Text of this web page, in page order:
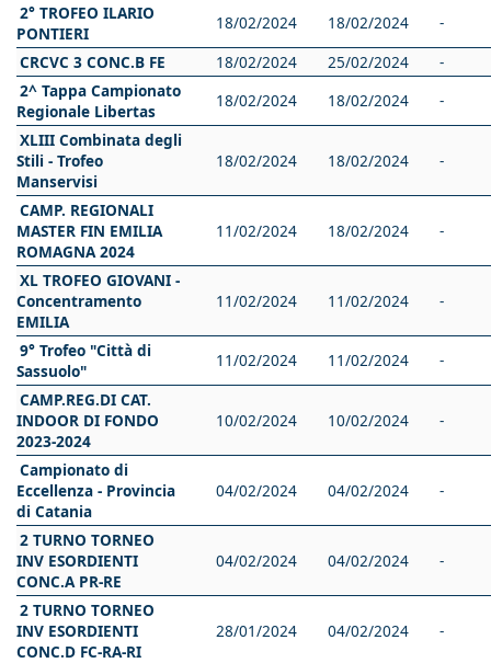
2° TROFEO ILARIO
PONTIERI
18/02/2024 18/02/2024
-
CRCVC 3 CONC.B FE
18/02/2024 25/02/2024
-
2^ Tappa Campionato
Regionale Libertas
18/02/2024 18/02/2024
-
XLIII Combinata degli
Stili - Trofeo
Manservisi
18/02/2024 18/02/2024 -
CAMP. REGIONALI
MASTER FIN EMILIA
ROMAGNA 2024
11/02/2024 18/02/2024 -
XL TROFEO GIOVANI -
Concentramento
EMILIA
11/02/2024 11/02/2024 -
9° Trofeo "Città di
Sassuolo"
11/02/2024 11/02/2024
-
CAMP.REG.DI CAT.
INDOOR DI FONDO
2023-2024
10/02/2024 10/02/2024 -
Campionato di
Eccellenza - Provincia
di Catania
04/02/2024 04/02/2024 -
2 TURNO TORNEO
INV ESORDIENTI
CONC.A PR-RE
04/02/2024 04/02/2024 -
2 TURNO TORNEO
INV ESORDIENTI
CONC.D FC-RA-RI
28/01/2024 04/02/2024 -